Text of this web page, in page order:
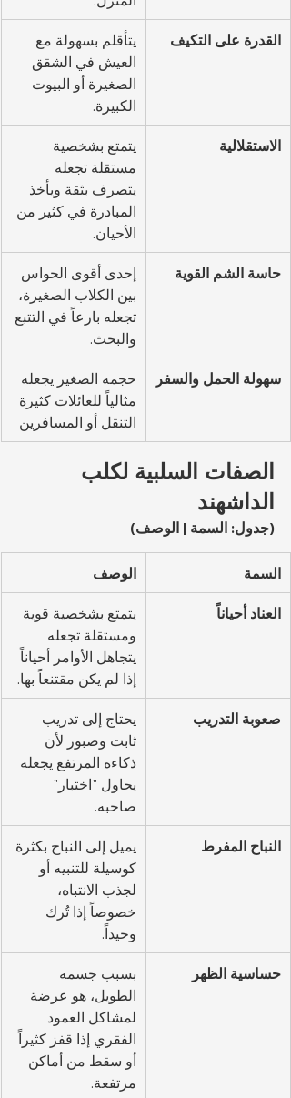
القدرة على التكيف
يتأقلم بسهولة مع
العيش في الشقق
الصغيرة أو البيوت
الكبيرة.
الاستقلالية
يتمتع بشخصية
مستقلة تجعله
يتصرف بثقة ويأخذ
المبادرة في كثير من
الأحيان.
حاسة الشم القوية
إحدى أقوى الحواس
بين الكلاب الصغيرة،
تجعله بارعاً في التتبع
والبحث.
سهولة الحمل والسفر
حجمه الصغير يجعله
مثالياً للعائلات كثيرة
التنقل أو المسافرين
الصفات السلبية لكلب
الداشهند
(جدول: السمة | الوصف)
السمة الوصف
العناد أحياناً
يتمتع بشخصية قوية
ومستقلة تجعله
يتجاهل الأوامر أحياناً
إذا لم يكن مقتنعاً بها.
صعوبة التدريب
يحتاج إلى تدريب
ثابت وصبور لأن
ذكاءه المرتفع يجعله
يحاول "اختبار"
صاحبه.
النباح المفرط
يميل إلى النباح بكثرة
كوسيلة للتنبيه أو
لجذب الانتباه،
خصوصاً إذا تُرك
وحيداً.
حساسية الظهر
بسبب جسمه
الطويل، هو عرضة
لمشاكل العمود
الفقري إذا قفز كثيراً
أو سقط من أماكن
مرتفعة.